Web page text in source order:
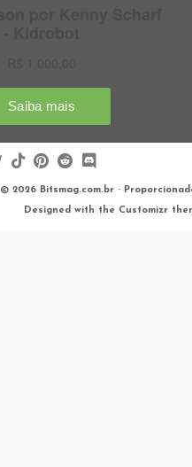
© 2026 Bitsmag.com.br·
Designed with the Customizr